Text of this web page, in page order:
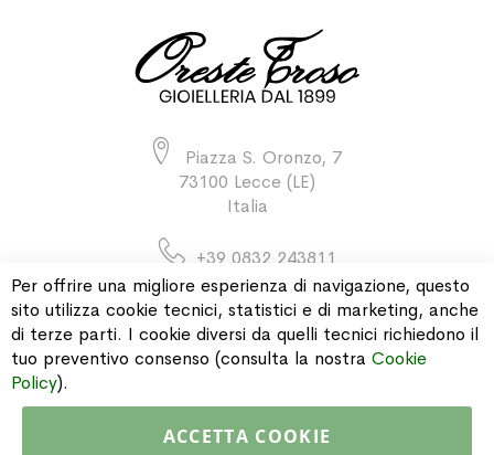
Piazza S. Oronzo, 7
73100 Lecce (LE)
Italia
+39 0832 243811
INFORMAZIONI
Per offrire una migliore esperienza di navigazione, questo
sito utilizza cookie tecnici, statistici e di marketing, anche
di terze parti. I cookie diversi da quelli tecnici richiedono il
tuo preventivo consenso (consulta la nostra Cookie
Policy).
ACCETTA COOKIE